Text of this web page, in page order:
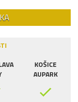
KOŠICE
AUPARK